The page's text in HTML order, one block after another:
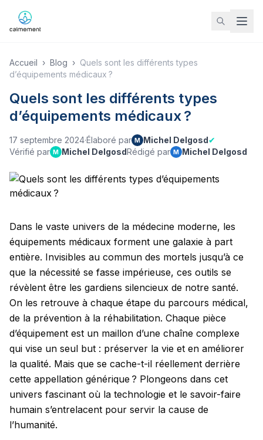
Accueil › Blog › Quels sont les différents types
d’équipements médicaux ?
Quels sont les différents types
d’équipements médicaux ?
17 septembre 2024·Élaboré par M Michel Delgosd✔
Vérifié par M Michel DelgosdRédigé par M Michel Delgosd
Dans le vaste univers de la médecine moderne, les
équipements médicaux forment une galaxie à part
entière. Invisibles au commun des mortels jusqu’à ce
que la nécessité se fasse impérieuse, ces outils se
révèlent être les gardiens silencieux de notre santé.
On les retrouve à chaque étape du parcours médical,
de la prévention à la réhabilitation. Chaque pièce
d’équipement est un maillon d’une chaîne complexe
qui vise un seul but : préserver la vie et en améliorer
la qualité. Mais que se cache-t-il réellement derrière
cette appellation générique ? Plongeons dans cet
univers fascinant où la technologie et le savoir-faire
humain s’entrelacent pour servir la cause de
l’humanité.